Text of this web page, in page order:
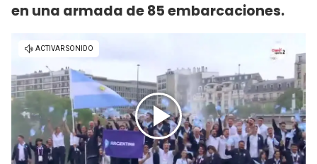
en una armada de 85 embarcaciones.